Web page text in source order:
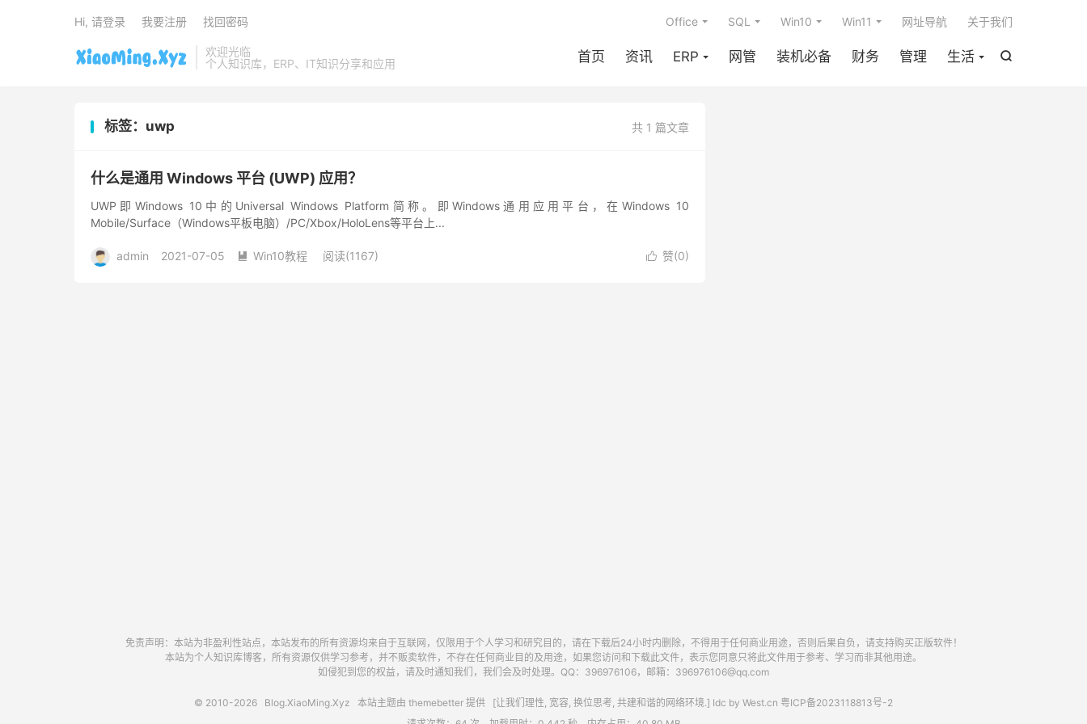
欢迎光临
个人知识库，ERP、IT知识分享和应用

首页 资讯 ERP 网管 装机必备 财务 管理 生活
Office SQL Win10 Win11 网址导航 关于我们
Hi, 请登录 我要注册 找回密码
共 1 篇文章
标签：uwp
什么是通用 Windows 平台 (UWP) 应用？
UWP即Windows 10中的Universal Windows Platform简称。即Windows通用应用平台，在Windows 10
Mobile/Surface（Windows平板电脑）/PC/Xbox/HoloLens等平台上...
 赞(0)
admin 2021-07-05  Win10教程 阅读(1167)
免责声明：本站为非盈利性站点，本站发布的所有资源均来自于互联网，仅限用于个人学习和研究目的，请在下载后24小时内删除，不得用于任何商业用途，否则后果自负，请支持购买正版软件！
本站为个人知识库博客，所有资源仅供学习参考，并不贩卖软件，不存在任何商业目的及用途，如果您访问和下载此文件，表示您同意只将此文件用于参考、学习而非其他用途。
如侵犯到您的权益，请及时通知我们，我们会及时处理。QQ：396976106，邮箱：396976106@qq.com
© 2010-2026 Blog.XiaoMing.Xyz 本站主题由 themebetter 提供 [让我们理性, 宽容, 换位思考, 共建和谐的网络环境.] Idc by West.cn 粤ICP备2023118813号-2